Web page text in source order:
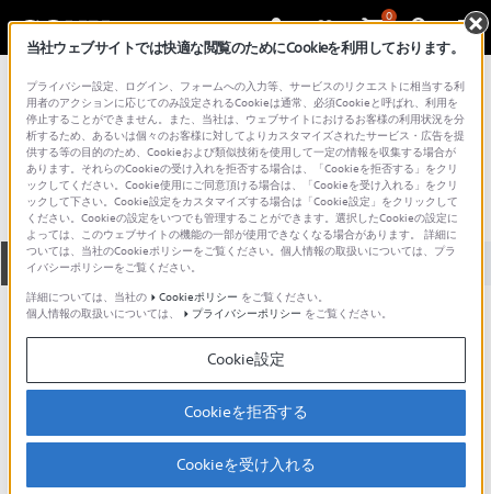
0
総合サポート・お問い合わせ インイヤー（イヤホン）
MDR-EX17LC
全て ダウンロード 取扱説明書 Q&A
製品に関する重要なお知らせ
お知らせ
ご意見箱 ／改善事例紹介
当社ウェブサイトでは快適な閲覧のためにCookieを利用しております。
プライバシー設定、ログイン、フォームへの入力等、サービスのリクエストに相当する利
用者のアクションに応じてのみ設定されるCookieは通常、必須Cookieと呼ばれ、利用を
停止することができません。また、当社は、ウェブサイトにおけるお客様の利用状況を分
析するため、あるいは個々のお客様に対してよりカスタマイズされたサービス・広告を提
供する等の目的のため、Cookieおよび類似技術を使用して一定の情報を収集する場合が
あります。それらのCookieの受け入れを拒否する場合は、「Cookieを拒否する」をクリ
ックしてください。Cookie使用にご同意頂ける場合は、「Cookieを受け入れる」をクリ
ックして下さい。Cookie設定をカスタマイズする場合は「Cookie設定」をクリックして
ください。Cookieの設定をいつでも管理することができます。選択したCookieの設定に
よっては、このウェブサイトの機能の一部が使用できなくなる場合があります。 詳細に
ついては、当社のCookieポリシーをご覧ください。個人情報の取扱いについては、プラ
イバシーポリシーをご覧ください。
詳細については、当社の
Cookieポリシー をご覧ください。
個人情報の取扱いについては、
プライバシーポリシー をご覧ください。
Cookie設定
Cookieを拒否する
Cookieを受け入れる